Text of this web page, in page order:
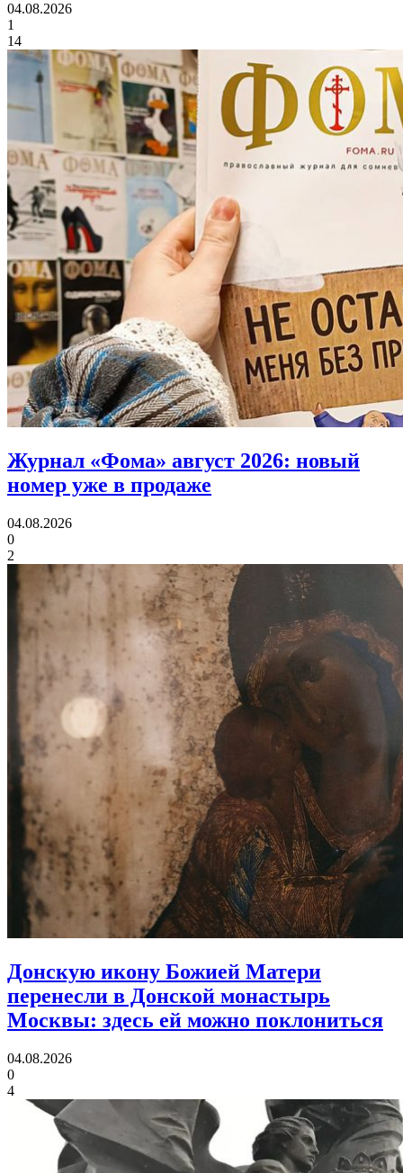
04.08.2026
1
14
Журнал «Фома» август 2026: новый
номер уже в продаже
04.08.2026
0
2
Донскую икону Божией Матери
перенесли в Донской монастырь
Москвы: здесь ей можно поклониться
04.08.2026
0
4